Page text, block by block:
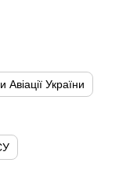
Авіації України